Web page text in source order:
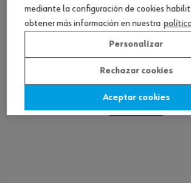
Guante de soldar MIG/MAG
Ver producto
mediante la configuración de cookies
obtener más información en nuestra
Personalizar
Rechazar cookies
Aceptar cookies